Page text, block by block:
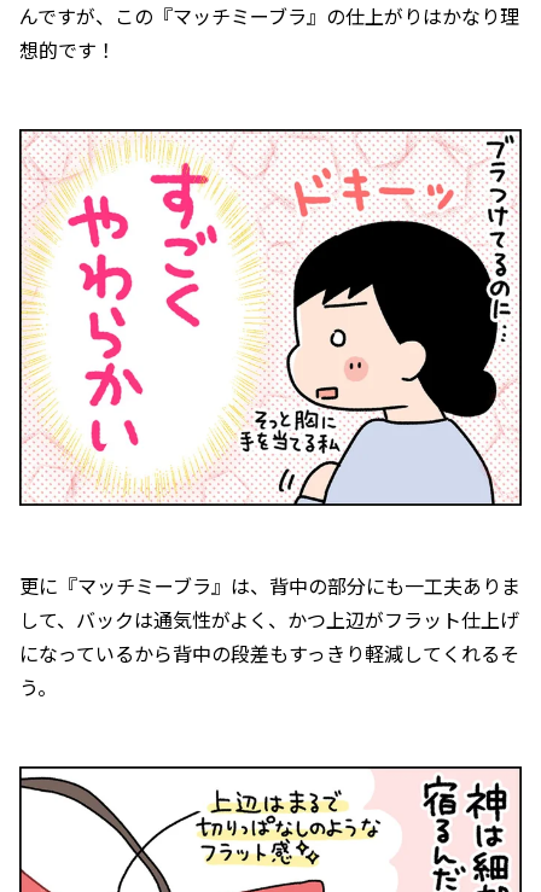
んですが、この『マッチミーブラ』の仕上がりはかなり理
想的です！
更に『マッチミーブラ』は、背中の部分にも一工夫ありま
して、バックは通気性がよく、かつ上辺がフラット仕上げ
になっているから背中の段差もすっきり軽減してくれるそ
う。